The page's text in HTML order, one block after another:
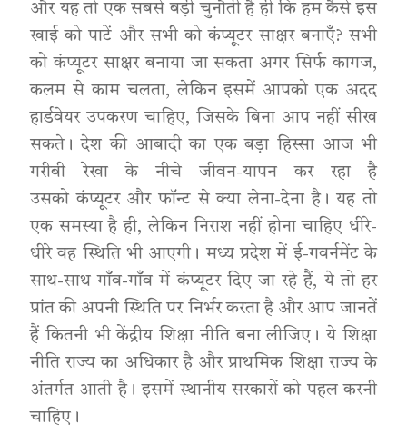
और यह तो एक सबसे बड़ी चुनौती है ही कि हम कैसे इस
खाई को पाटें और सभी को कंप्यूटर साक्षर बनाएँ? सभी
को कंप्यूटर साक्षर बनाया जा सकता अगर सिर्फ कागज,
कलम से काम चलता, लेकिन इसमें आपको एक अदद
हार्डवेयर उपकरण चाहिए, जिसके बिना आप नहीं सीख
सकते। देश की आबादी का एक बड़ा हिस्सा आज भी
गरीबी रेखा के नीचे जीवन-यापन कर रहा है
उसको कंप्यूटर और फॉन्ट से क्या लेना-देना है। यह तो
एक समस्या है ही, लेकिन निराश नहीं होना चाहिए धीरे-
धीरे वह स्थिति भी आएगी। मध्य प्रदेश में ई-गवर्नमेंट के
साथ-साथ गाँव-गाँव में कंप्यूटर दिए जा रहे हैं, ये तो हर
प्रांत की अपनी स्थिति पर निर्भर करता है और आप जानतें
हैं कितनी भी केंद्रीय शिक्षा नीति बना लीजिए। ये शिक्षा
नीति राज्य का अधिकार है और प्राथमिक शिक्षा राज्य के
अंतर्गत आती है। इसमें स्थानीय सरकारों को पहल करनी
चाहिए।